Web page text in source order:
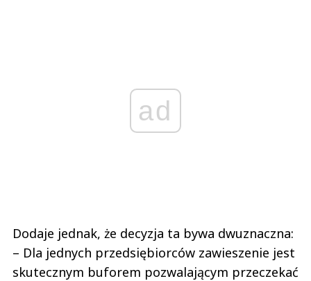
ad
Dodaje jednak, że decyzja ta bywa dwuznaczna:
– Dla jednych przedsiębiorców zawieszenie jest
skutecznym buforem pozwalającym przeczekać